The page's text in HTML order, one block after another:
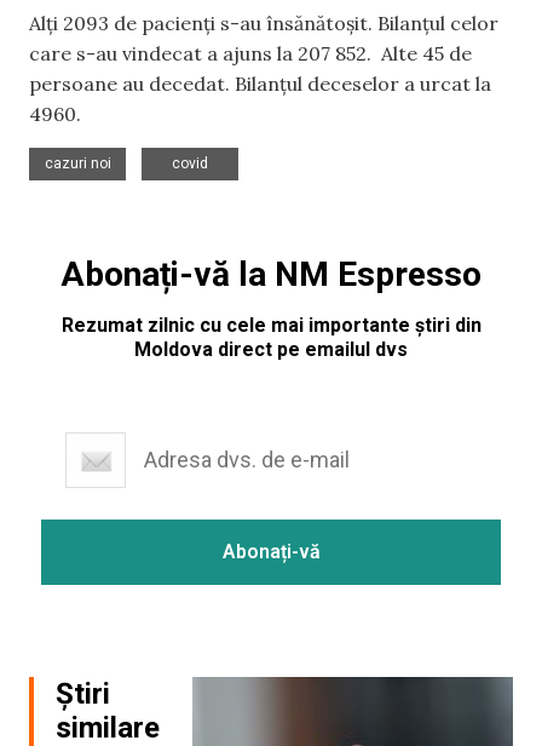
Alți 2093 de pacienți s-au însănătoșit. Bilanțul celor
care s-au vindecat a ajuns la 207 852. Alte 45 de
persoane au decedat. Bilanțul deceselor a urcat la
4960.
cazuri noi
covid
Abonați-vă la NM Espresso
Rezumat zilnic cu cele mai importante știri din
Moldova direct pe emailul dvs
Știri
similare